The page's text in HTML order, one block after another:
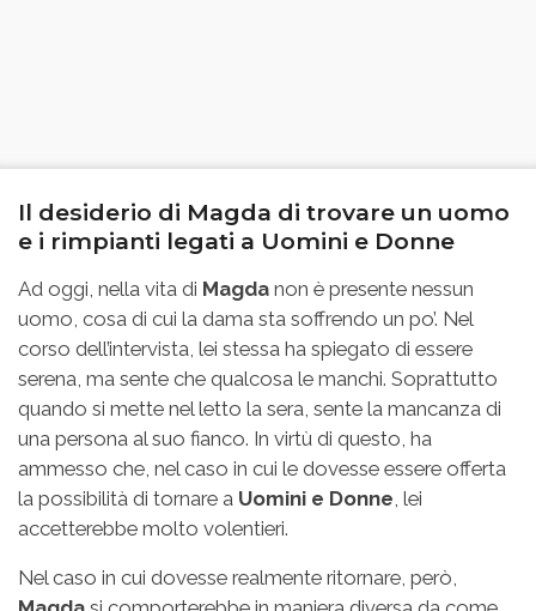
Il desiderio di Magda di trovare un uomo
e i rimpianti legati a Uomini e Donne
Ad oggi, nella vita di Magda non è presente nessun
uomo, cosa di cui la dama sta soffrendo un po’. Nel
corso dell’intervista, lei stessa ha spiegato di essere
serena, ma sente che qualcosa le manchi. Soprattutto
quando si mette nel letto la sera, sente la mancanza di
una persona al suo fianco. In virtù di questo, ha
ammesso che, nel caso in cui le dovesse essere offerta
la possibilità di tornare a Uomini e Donne , lei
accetterebbe molto volentieri.
Nel caso in cui dovesse realmente ritornare, però,